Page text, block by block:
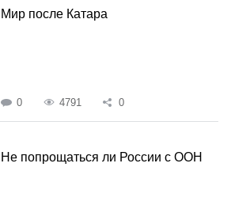
Мир после Катара
0 4791 0
Не попрощаться ли России с ООН